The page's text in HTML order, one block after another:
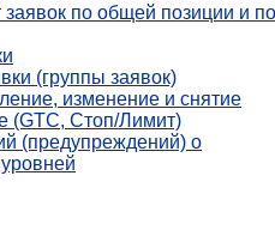
по общей позиции и по
(группы заявок)
изменение и снятие
(GTC, Стоп/Лимит)
(предупреждений) о